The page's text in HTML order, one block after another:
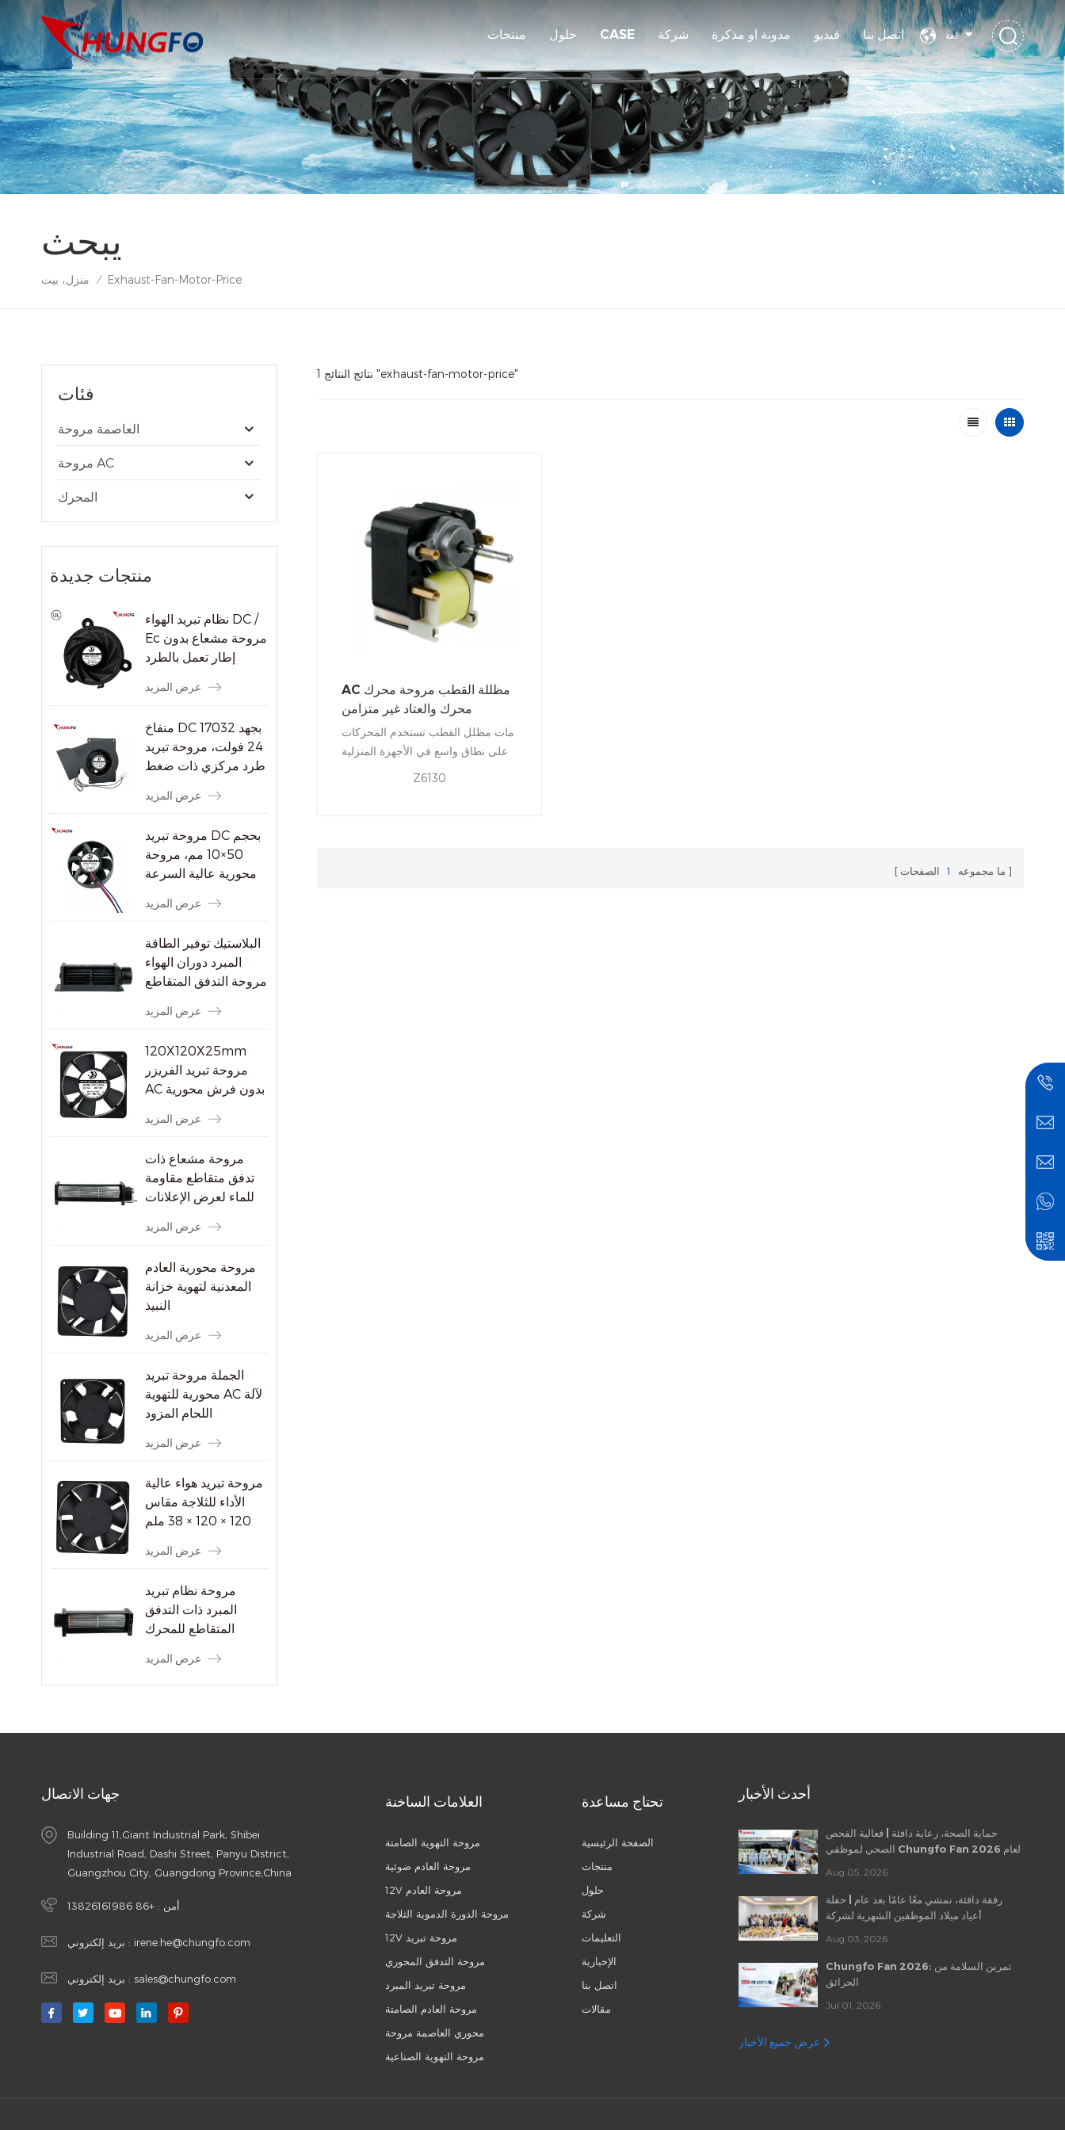
لغة منتجات حلول CASE شركة مدونة او مذكرة فيديو اتصل بنا
يبحث
منزل، بيت / Exhaust-Fan-Motor-Price
فئات
العاصمة مروحة
مروحة AC
المحرك
منتجات جديدة
نظام تبريد الهواء DC /
Ec مروحة مشعاع بدون
إطار تعمل بالطرد
عرض المزيد
منفاخ DC 17032 بجهد
24 فولت، مروحة تبريد
طرد مركزي ذات ضغط
عرض المزيد
مروحة تبريد DC بحجم
50×10 مم، مروحة
محورية عالية السرعة
8000 دورة في الدقيقة
الصغيرة
عرض المزيد
البلاستيك توفير الطاقة
المبرد دوران الهواء
مروحة التدفق المتقاطع
عرض المزيد
120X120X25mm
مروحة تبريد الفريزر
AC بدون فرش محورية
عرض المزيد
مروحة مشعاع ذات
تدفق متقاطع مقاومة
للماء لعرض الإعلانات
عرض المزيد
مروحة محورية العادم
المعدنية لتهوية خزانة
النبيذ
عرض المزيد
الجملة مروحة تبريد
محورية للتهوية AC لآلة
اللحام المزود
عرض المزيد
مروحة تبريد هواء عالية
الأداء للثلاجة مقاس
120 × 120 × 38 ملم
عرض المزيد
مروحة نظام تبريد
المبرد ذات التدفق
المتقاطع للمحرك
عرض المزيد
1 نتائج النتائج "exhaust-fan-motor-price"
AC مظللة القطب مروحة محرك
محرك والعتاد غير متزامن
مات مظلل القطب تستخدم المحركات
على نطاق واسع في الأجهزة المنزلية
Z6130
ما مجموعه 1 الصفحات
جهات الاتصال
Building 11,Giant Industrial Park, Shibei
Industrial Road, Dashi Street, Panyu District,
Guangzhou City, Guangdong Province,China
أمن : +86 13826161986
بريد إلكتروني : irene.he@chungfo.com
بريد إلكتروني : sales@chungfo.com
العلامات الساخنة
مروحة التهوية الصامتة
مروحة العادم ضوئية
12V مروحة العادم
مروحة الدورة الدموية الثلاجة
12V مروحة تبريد
مروحة التدفق المحوري
مروحة تبريد المبرد
مروحة العادم الصامتة
محوري العاصمة مروحة
مروحة التهوية الصناعية
تحتاج مساعدة
الصفحة الرئيسية
منتجات
حلول
شركة
التعليمات
الإخبارية
اتصل بنا
مقالات
أحدث الأخبار
حماية الصحة، رعاية دافئة | فعالية الفحص
الصحي لموظفي Chungfo Fan لعام 2026
Aug 05, 2026
رفقة دافئة، نمشي معًا عامًا بعد عام | حفلة
أعياد ميلاد الموظفين الشهرية لشركة
Aug 03, 2026
Chungfo Fan 2026: تمرين السلامة من
الحرائق
Jul 01, 2026
عرض جميع الأخبار